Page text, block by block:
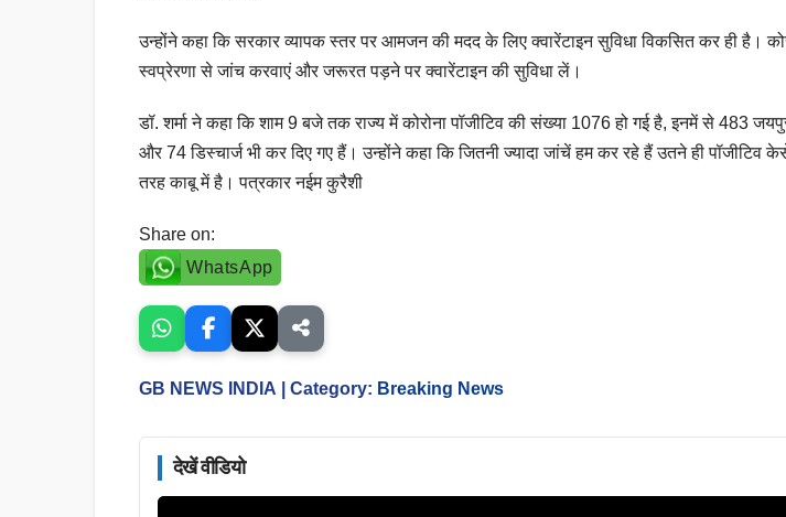
उन्होंने कहा कि सरकार व्यापक स्तर पर आमजन की मदद के लिए क्वारेंटाइन सुविधा विकसित कर ही है।
स्वप्रेरणा से जांच करवाएं और जरूरत पड़ने पर क्वारेंटाइन की सुविधा लें।
डॉ. शर्मा ने कहा कि शाम 9 बजे तक राज्य में कोरोना पॉजीटिव की संख्या 1076 हो गई है, इनमें से 483
और 74 डिस्चार्ज भी कर दिए गए हैं। उन्होंने कहा कि जितनी ज्यादा जांचें हम कर रहे हैं उतने ही पॉजीटिव
तरह काबू में है। पत्रकार नईम कुरैशी
Share on:
WhatsApp
GB NEWS INDIA | Category: Breaking News
देखें वीडियो